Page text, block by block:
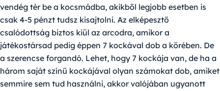
vendég tér be a kocsmádba, akikből legjobb esetben is
csak 4-5 pénzt tudsz kisajtolni. Az elképesztő
csalódottság biztos kiül az arcodra, amikor a
játékostársad pedig éppen 7 kockával dob a körében. De
a szerencse forgandó. Lehet, hogy 7 kockája van, de ha a
három saját színű kockájával olyan számokat dob, amiket
semmire sem tud használni, akkor valójában ugyanott